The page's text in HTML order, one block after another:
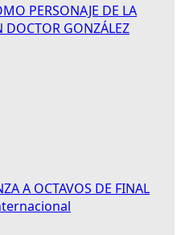
PERSONAJE DE LA
DOCTOR GONZÁLEZ
A OCTAVOS DE FINAL